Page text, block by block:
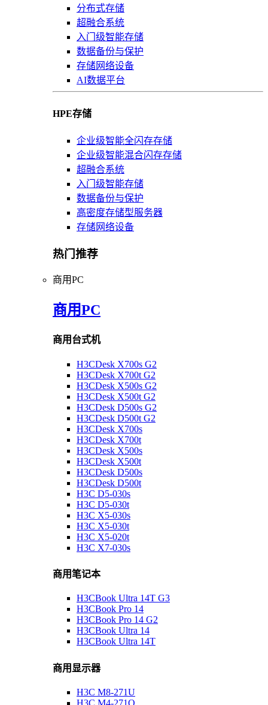
分布式存储
超融合系统
入门级智能存储
数据备份与保护
存储网络设备
AI数据平台
HPE存储
企业级智能全闪存存储
企业级智能混合闪存存储
超融合系统
入门级智能存储
数据备份与保护
高密度存储型服务器
存储网络设备
热门推荐
商用PC
商用PC
商用台式机
H3CDesk X700s G2
H3CDesk X700t G2
H3CDesk X500s G2
H3CDesk X500t G2
H3CDesk D500s G2
H3CDesk D500t G2
H3CDesk X700s
H3CDesk X700t
H3CDesk X500s
H3CDesk X500t
H3CDesk D500s
H3CDesk D500t
H3C D5-030s
H3C D5-030t
H3C X5-030s
H3C X5-030t
H3C X5-020t
H3C X7-030s
商用笔记本
H3CBook Ultra 14T G3
H3CBook Pro 14
H3CBook Pro 14 G2
H3CBook Ultra 14
H3CBook Ultra 14T
商用显示器
H3C M8-271U
H3C M4-271Q